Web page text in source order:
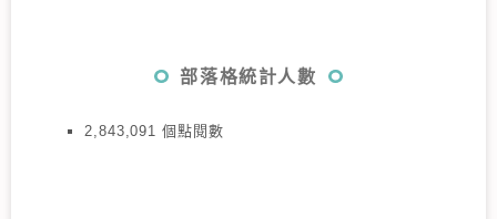
部落格統計人數
2,843,091 個點閱數